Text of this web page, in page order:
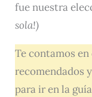
fue nuestra
sola!)
Te contamos
recomendados
para ir en la